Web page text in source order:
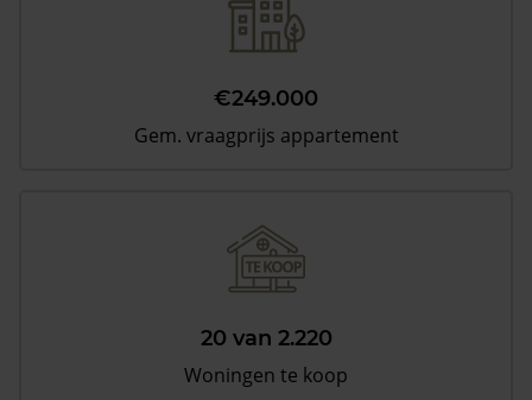
€249.000
Gem. vraagprijs appartement
20 van 2.220
Woningen te koop